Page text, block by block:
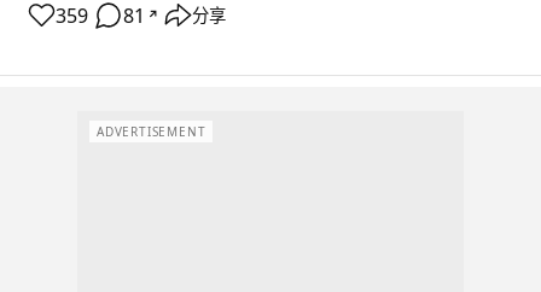
359 81 ↗ 分享
ADVERTISEMENT